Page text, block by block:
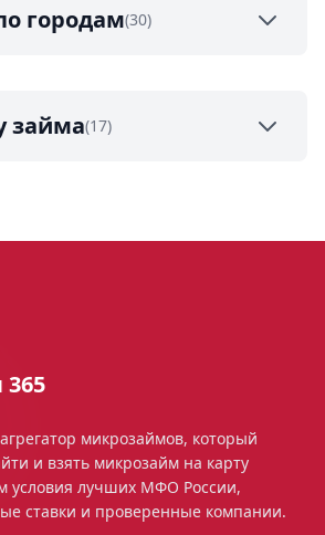
городам(30)
займа(17)
микрозаймов, который
и взять микрозайм на карту
условия лучших МФО России,
ставки и проверенные компании.